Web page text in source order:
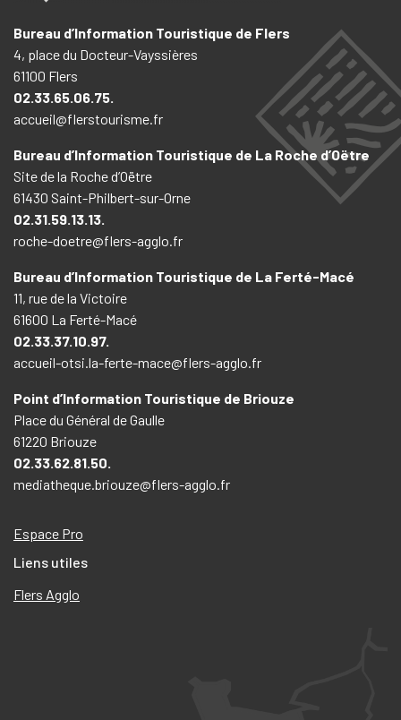
Bureau d’Information Touristique de Flers
4, place du Docteur-Vayssières
61100 Flers
02.33.65.06.75.
accueil@flerstourisme.fr
Bureau d’Information Touristique de La Roche d’Oëtre
Site de la Roche d’Oëtre
61430 Saint-Philbert-sur-Orne
02.31.59.13.13.
roche-doetre@flers-agglo.fr
Bureau d’Information Touristique de La Ferté-Macé
11, rue de la Victoire
61600 La Ferté-Macé
02.33.37.10.97.
accueil-otsi.la-ferte-mace@flers-agglo.fr
Point d’Information Touristique de Briouze
Place du Général de Gaulle
61220 Briouze
02.33.62.81.50.
mediatheque.briouze@flers-agglo.fr
Espace Pro
Liens utiles
Flers Agglo